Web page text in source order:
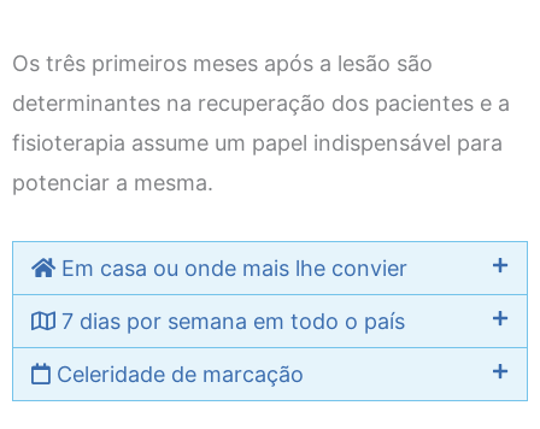
Os três primeiros meses após a lesão são
determinantes na recuperação dos pacientes e a
fisioterapia assume um papel indispensável para
potenciar a mesma.
Em casa ou onde mais lhe convier
7 dias por semana em todo o país
Celeridade de marcação